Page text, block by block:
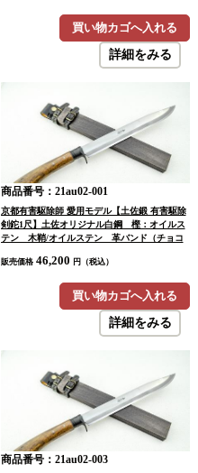
買い物カゴへ入れる
詳細をみる
商品番号：21au02-001
京都有害駆除師 愛用モデル【土佐鍛 有害駆除
剣鉈1尺】土佐オリジナル白鋼 樫：オイルス
テン 木鞘/オイルステン 革バンド（チョコ
販売価格 46,200 円（税込）
買い物カゴへ入れる
詳細をみる
商品番号：21au02-003